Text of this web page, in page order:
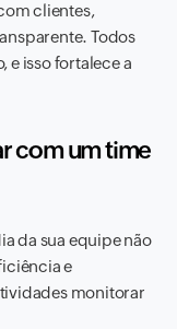
clientes,
Todos
e isso fortalece a
com um time
da sua equipe não
e
monitorar